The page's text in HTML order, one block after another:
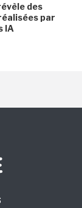
des
par
IA